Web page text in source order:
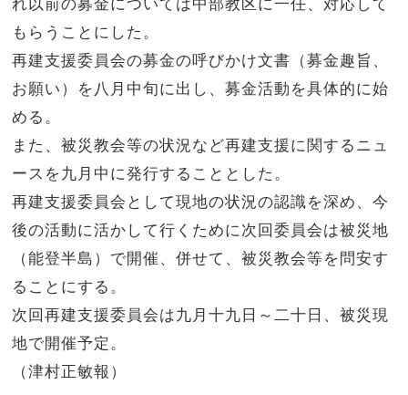
れ以前の募金については中部教区に一任、対応して
もらうことにした。
再建支援委員会の募金の呼びかけ文書（募金趣旨、
お願い）を八月中旬に出し、募金活動を具体的に始
める。
また、被災教会等の状況など再建支援に関するニュ
ースを九月中に発行することとした。
再建支援委員会として現地の状況の認識を深め、今
後の活動に活かして行くために次回委員会は被災地
（能登半島）で開催、併せて、被災教会等を問安す
ることにする。
次回再建支援委員会は九月十九日～二十日、被災現
地で開催予定。
（津村正敏報）